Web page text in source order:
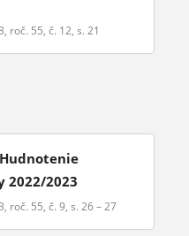
roč. 55, č. 12, s. 21
Hudnotenie
2022/2023
roč. 55, č. 9, s. 26 – 27